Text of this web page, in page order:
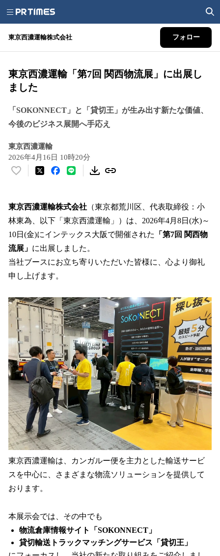
東京西濃運輸株式会社 フォロー
東京西濃運輸「第7回 関西物流展」に出展し
ました
「SOKONNECT」と「貸切王」が生み出す新たな価値、
今後のビジネス展開へ手応え
東京西濃運輸
2026年4月16日 10時20分
い
！
数
を
読
み
込
み
中
す
東京西濃運輸株式会社 （東京都荒川区、代表取締役：小
林東為、以下「東京西濃運輸」）は、2026年4月8日(水)～
10日(金)にインテックス大阪で開催された
「第7回 関西物
流展」 に出展しました。
当社ブースにお立ち寄りいただいた皆様に、心より御礼
申し上げます。
東京西濃運輸は、カンガルー便を主力とした輸送サービ
スを中心に、さまざまな物流ソリューションを提供して
おります。
本展示会では、その中でも
物流倉庫情報サイト「SOKONNECT」
貸切輸送トラックマッチングサービス「貸切王」